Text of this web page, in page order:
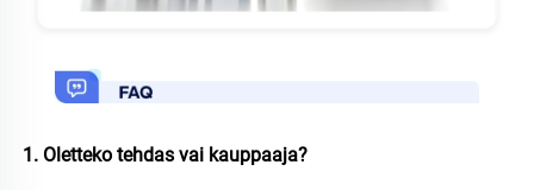
1. Oletteko tehdas vai kauppaaja?